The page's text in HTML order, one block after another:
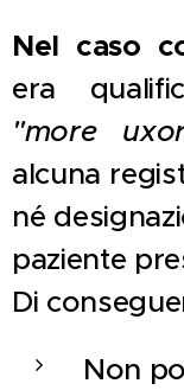
Nel caso
era
"more
alcuna
né
paziente
Di
Non